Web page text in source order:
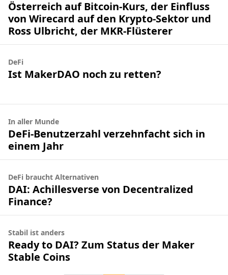
Österreich auf Bitcoin-Kurs, der Einfluss
von Wirecard auf den Krypto-Sektor und
Ross Ulbricht, der MKR-Flüsterer
DeFi
Ist MakerDAO noch zu retten?
In aller Munde
DeFi-Benutzerzahl verzehnfacht sich in
einem Jahr
DeFi braucht Alternativen
DAI: Achillesverse von Decentralized
Finance?
Stabil ist anders
Ready to DAI? Zum Status der Maker
Stable Coins